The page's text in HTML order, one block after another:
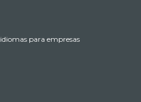
para empresas